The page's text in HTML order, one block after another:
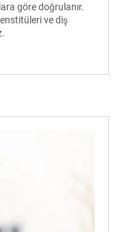
göre doğrulanır.
ve diş